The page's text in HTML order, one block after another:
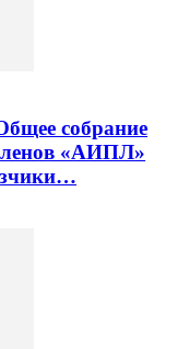
собрание
«АИПЛ»